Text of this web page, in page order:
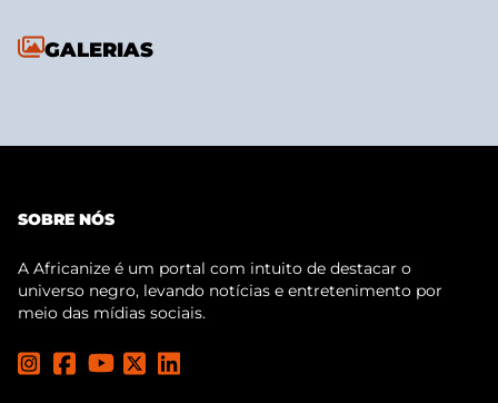
GALERIAS
SOBRE NÓS
A Africanize é um portal com intuito de destacar o
universo negro, levando notícias e entretenimento por
meio das mídias sociais.